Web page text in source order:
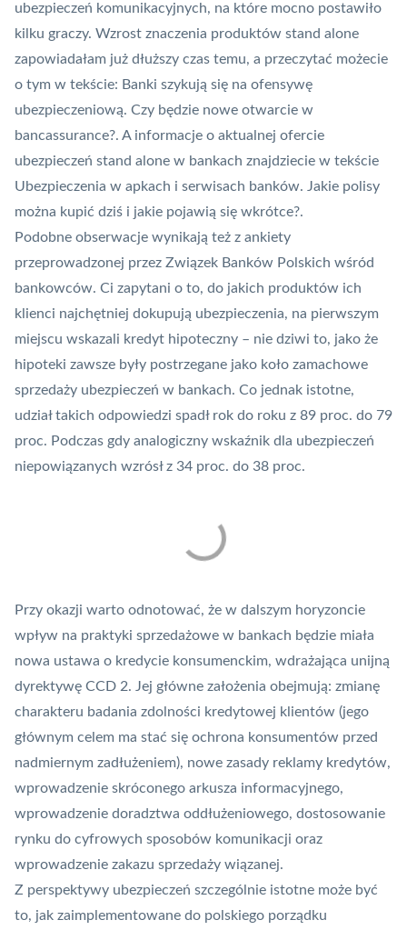
ubezpieczeń komunikacyjnych, na które mocno postawiło
kilku graczy. Wzrost znaczenia produktów stand alone
zapowiadałam już dłuższy czas temu, a przeczytać możecie
o tym w tekście: Banki szykują się na ofensywę
ubezpieczeniową. Czy będzie nowe otwarcie w
bancassurance?. A informacje o aktualnej ofercie
ubezpieczeń stand alone w bankach znajdziecie w tekście
Ubezpieczenia w apkach i serwisach banków. Jakie polisy
można kupić dziś i jakie pojawią się wkrótce?.
Podobne obserwacje wynikają też z ankiety
przeprowadzonej przez Związek Banków Polskich wśród
bankowców. Ci zapytani o to, do jakich produktów ich
klienci najchętniej dokupują ubezpieczenia, na pierwszym
miejscu wskazali kredyt hipoteczny – nie dziwi to, jako że
hipoteki zawsze były postrzegane jako koło zamachowe
sprzedaży ubezpieczeń w bankach. Co jednak istotne,
udział takich odpowiedzi spadł rok do roku z 89 proc. do 79
proc. Podczas gdy analogiczny wskaźnik dla ubezpieczeń
niepowiązanych wzrósł z 34 proc. do 38 proc.
Przy okazji warto odnotować, że w dalszym horyzoncie
wpływ na praktyki sprzedażowe w bankach będzie miała
nowa ustawa o kredycie konsumenckim, wdrażająca unijną
dyrektywę CCD 2. Jej główne założenia obejmują: zmianę
charakteru badania zdolności kredytowej klientów (jego
głównym celem ma stać się ochrona konsumentów przed
nadmiernym zadłużeniem), nowe zasady reklamy kredytów,
wprowadzenie skróconego arkusza informacyjnego,
wprowadzenie doradztwa oddłużeniowego, dostosowanie
rynku do cyfrowych sposobów komunikacji oraz
wprowadzenie zakazu sprzedaży wiązanej.
Z perspektywy ubezpieczeń szczególnie istotne może być
to, jak zaimplementowane do polskiego porządku